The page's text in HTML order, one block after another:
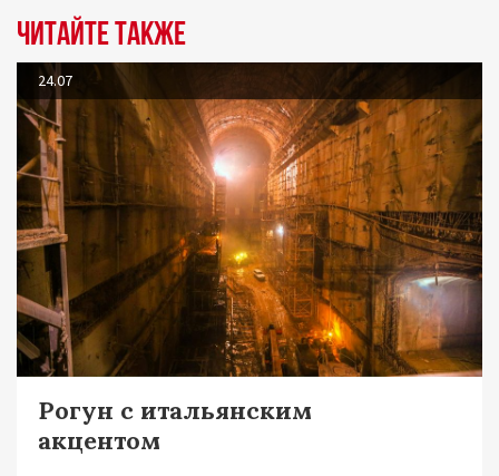
Читайте также
24.07
Рогун с итальянским
акцентом